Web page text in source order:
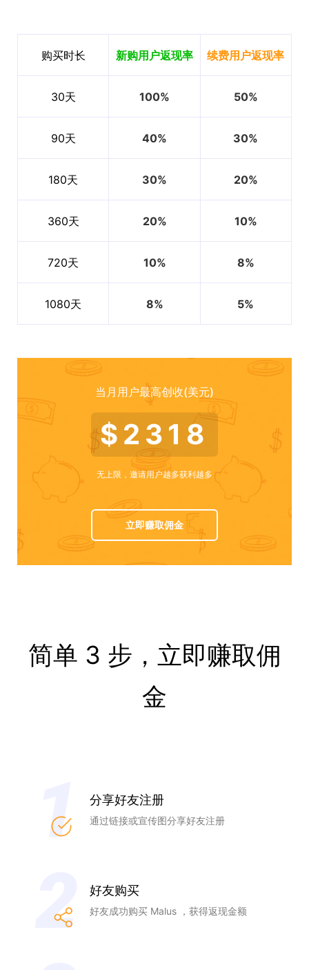
购买时长 新购用户返现率 续费用户返现率
30天 100% 50%
90天 40% 30%
180天 30% 20%
360天 20% 10%
720天 10% 8%
1080天 8% 5%
当月用户最高创收(美元)
$2318
无上限，邀请用户越多获利越多
立即赚取佣金
简单 3 步，立即赚取佣
金
分享好友注册
通过链接或宣传图分享好友注册
好友购买
好友成功购买 Malus ，获得返现金额